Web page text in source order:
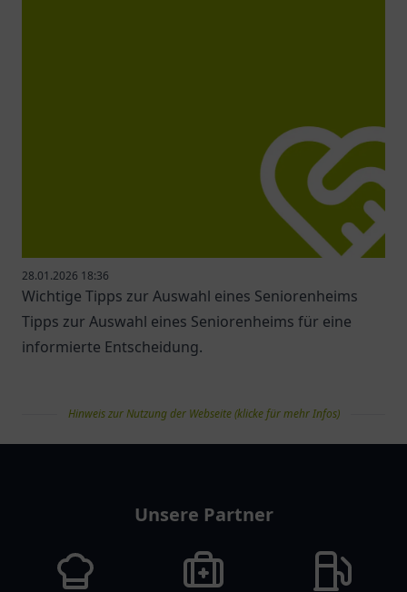
28.01.2026 18:36
Wichtige Tipps zur Auswahl eines Seniorenheims
Tipps zur Auswahl eines Seniorenheims für eine
informierte Entscheidung.
Hinweis zur Nutzung der Webseite (klicke für mehr Infos)
Unsere Partner